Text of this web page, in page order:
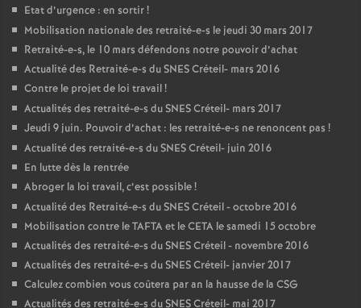
Etat d’urgence : en sortir!
Mobilisation nationale des retraité-e-s le jeudi 30 mars 2017
Retraité-e-s, le 10 mars défendons notre pouvoir d’achat
Actualité des Retraité-e-s duSNESCréteil- mars 2016
Contre le projet de loi travail!
Actualités des retraité-e-s duSNESCréteil- mars 2017
Jeudi 9 juin. Pouvoir d’achat : les retraité-e-s ne renoncent pas !
Actualité des retraité-e-s duSNESCréteil- juin 2016
En lutte dès la rentrée
Abroger la loi travail, c’est possible!
Actualité des Retraité-e-s duSNESCréteil - octobre 2016
Mobilisation contre leTAFTAet leCETA le samedi 15 octobre
Actualités des retraité-e-s duSNESCréteil - novembre 2016
Actualités des retraité-e-s duSNESCréteil- janvier 2017
Calculez combien vous coûtera par an la hausse de la CSG
Actualités des retraité-e-s duSNESCréteil- mai 2017